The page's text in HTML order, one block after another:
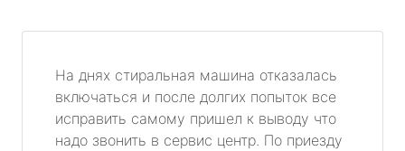
На днях стиральная машина отказалась
включаться и после долгих попыток все
исправить самому пришел к выводу что
надо звонить в сервис центр. По приезду